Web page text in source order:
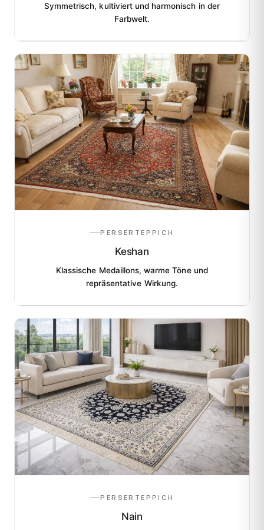
Symmetrisch, kultiviert und harmonisch in der
Farbwelt.
PERSERTEPPICH
Keshan
Klassische Medaillons, warme Töne und
repräsentative Wirkung.
PERSERTEPPICH
Nain